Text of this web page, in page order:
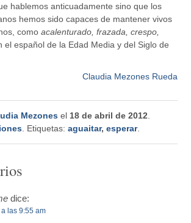
hablemos anticuadamente sino que los
hemos sido capaces de mantener vivos
comoacalenturado, frazada, crespo,
el español de la Edad Media y del Siglo de
Claudia Mezones Rueda
Mezones el 18 de abril de 2012
. Etiquetas:aguaitar,esperar.
dice:
las 9:55 am